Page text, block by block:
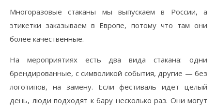
Многоразовые стаканы мы выпускаем в России, а
этикетки заказываем в Европе, потому что там они
более качественные.
На мероприятиях есть два вида стакана: одни
брендированные, с символикой события, другие — без
логотипов, на замену. Если фестиваль идёт целый
день, люди подходят к бару несколько раз. Они могут